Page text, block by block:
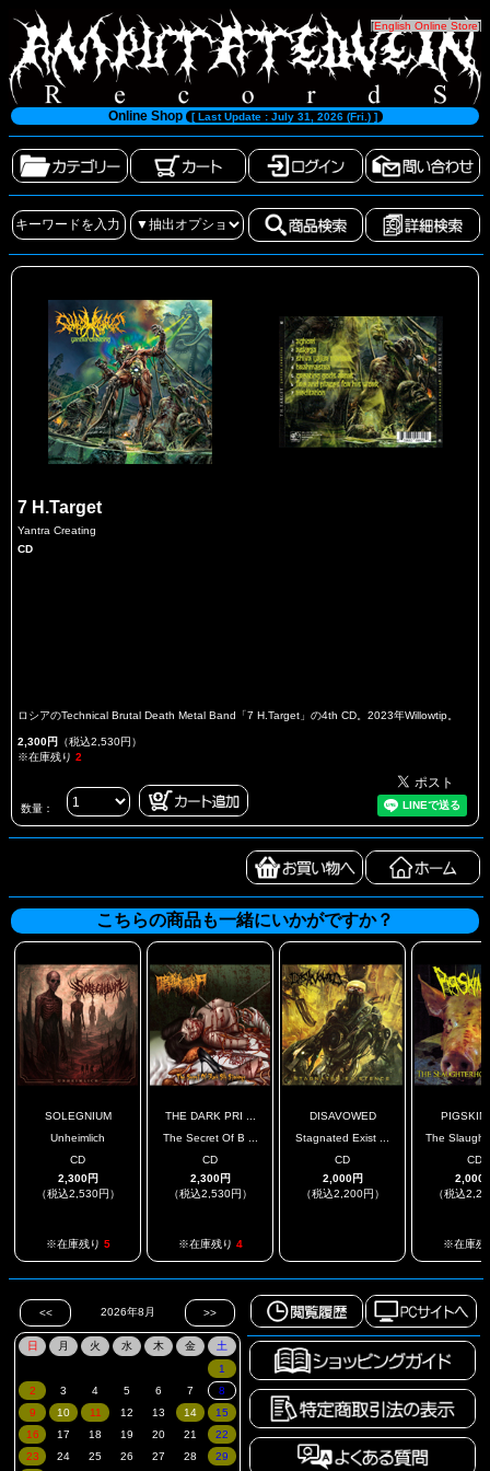
[English Online Store]
Online Shop [ Last Update : July 31, 2026 (Fri.) ]
7 H.Target
Yantra Creating
CD
ロシアのTechnical Brutal Death Metal Band「7 H.Target」の4th CD。2023年Willowtip。
2,300円 （税込2,530円）
※在庫残り 2
数量：
こちらの商品も一緒にいかがですか？
SOLEGNIUM
Unheimlich
CD
2,300円
（税込2,530円）
※在庫残り 5
THE DARK PRI ...
The Secret Of B ...
CD
2,300円
（税込2,530円）
※在庫残り 4
DISAVOWED
Stagnated Exist ...
CD
2,000円
（税込2,200円）
The
CD
2,000
（税込
※在庫残